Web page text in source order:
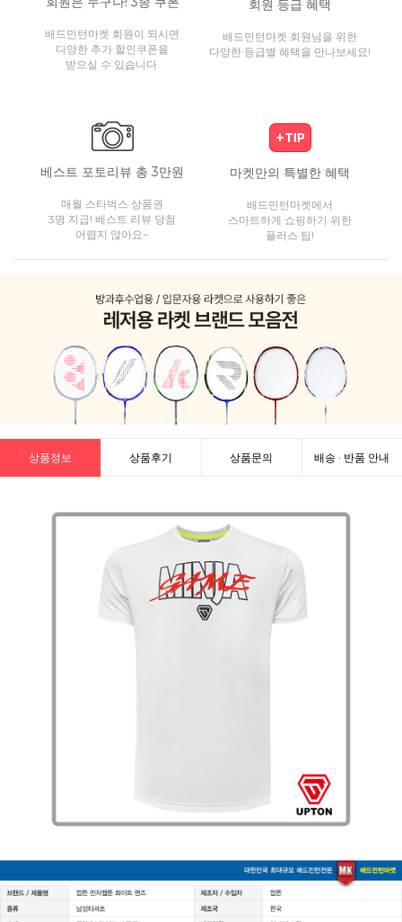
배드민턴마켓 회원이 되시면
다양한 추가 할인쿠폰을
받으실 수 있습니다.
회원 등급 혜택
배드민턴마켓 회원님을 위한
다양한 등급별 혜택을 만나보세요!
베스트 포토리뷰 총 3만원
매월 스타벅스 상품권
3명 지급! 베스트 리뷰 당첨
어렵지 않아요~
마켓만의 특별한 혜택
배드민턴마켓에서
스마트하게 쇼핑하기 위한
플러스 팁!
상품정보 상품후기 상품문의 배송 · 반품 안내